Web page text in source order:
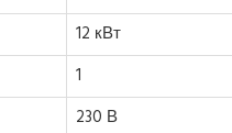
12 кВт
1
230 В